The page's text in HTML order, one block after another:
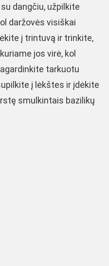
dangčiu, užpilkite
daržovės visiškai
į trintuvą ir trinkite,
jos virė, kol
tarkuotu
į lėkštes ir įdėkite
smulkintais bazilikų